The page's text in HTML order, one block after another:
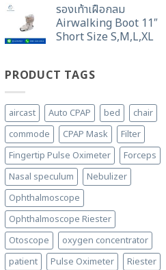
รองเท้าเฝือกลม
Airwalking Boot 11″
Short Size S,M,L,XL
PRODUCT TAGS
aircast Auto CPAP bed
chair
commode
CPAP Mask
Filter
Fingertip Pulse Oximeter
Forceps
Nasal speculum
Nebulizer
Ophthalmoscope
Ophthalmoscope Riester
Otoscope
oxygen concentrator
patient
Pulse Oximeter
Riester